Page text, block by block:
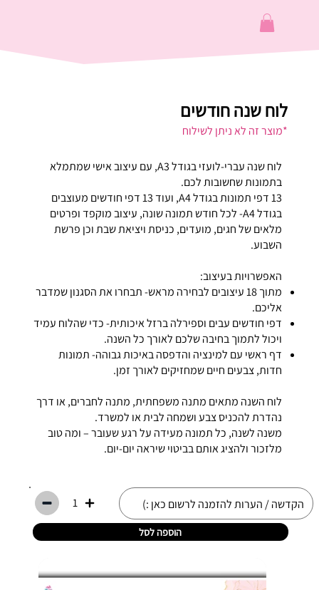
לוח שנה חודשים
*מוצר זה לא ניתן לשילוח
לוח שנה עברי-לועזי בגודל A3, עם עיצוב אישי שמתמלא
בתמונות שחשובות לכם.
13 דפי תמונות בגודל A4, ועוד 13 דפי חודשים מעוצבים
בגודל A4- לכל חודש תמונה שונה, עיצוב מוקפד ופרטים
מלאים של חגים, מועדים, כניסת ויציאת שבת וכן פרשת
השבוע.
האפשרויות בעיצוב:
מתוך 18 עיצובים לבחירה מראש- תבחרו את הסגנון שמדבר
אליכם.
דפי חודשים עבים וספירלה ברזל איכותית- כדי שהלוח עמיד
ויכול לתמוך בחיבה שלכם לאורך כל השנה.
דף ראשי עם למינציה והדפסה באיכות גבוהה- תמונות
חדות, צבעים חיים שמחזיקים לאורך זמן.
לוח השנה מתאים מתנה משפחתית, מתנה לחברים, או דרך
נהדרת להכניס צבע ושמחה לבית או למשרד.
משנה לשנה, כל תמונה מעידה על רגע שעובר – ומה טוב
מלזכור ולהציג אותם בביטוי שיראה יום-יום.
1
הוספה לסל